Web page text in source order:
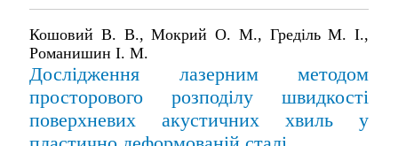
Кошовий В. В., Мокрий О. М., Греділь М. І.,
Романишин І. М.
Дослідження лазерним методом
просторового розподілу швидкості
поверхневих акустичних хвиль у